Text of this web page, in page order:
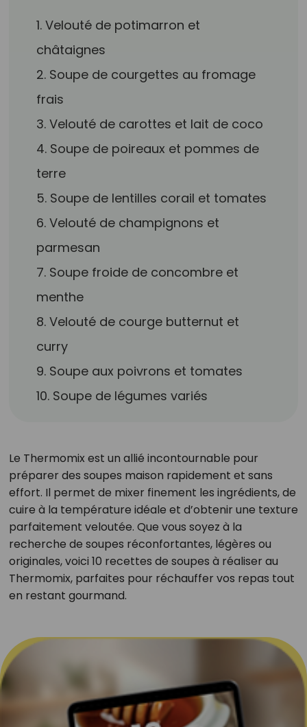
1. Velouté de potimarron et
châtaignes
2. Soupe de courgettes au fromage
frais
3. Velouté de carottes et lait de coco
4. Soupe de poireaux et pommes de
terre
5. Soupe de lentilles corail et tomates
6. Velouté de champignons et
parmesan
7. Soupe froide de concombre et
menthe
8. Velouté de courge butternut et
curry
9. Soupe aux poivrons et tomates
10. Soupe de légumes variés
Le Thermomix est un allié incontournable pour
préparer des soupes maison rapidement et sans
effort. Il permet de mixer finement les ingrédients, de
cuire à la température idéale et d’obtenir une texture
parfaitement veloutée. Que vous soyez à la
recherche de soupes réconfortantes, légères ou
originales, voici 10 recettes de soupes à réaliser au
Thermomix, parfaites pour réchauffer vos repas tout
en restant gourmand.